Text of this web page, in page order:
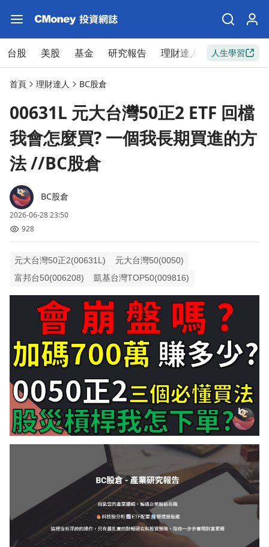
台股 美股 基金 研究報告 理財達人 新手入門
人生學習
首頁 理財達人 BC股倉
00631L 元大台灣50正2 ETF 回檔
我會怎麼買? 一個我長期買進的方
法 //BC股倉
BC股倉
2026-06-28 23:50
928
元大台灣50正2(00631L)
元大台灣50(0050)
富邦台50(006208)
凱基台灣TOP50(009816)